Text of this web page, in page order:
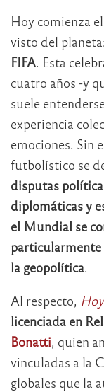
Hoy comienza
visto del planeta:
FIFA. Esta
cuatro años -y
suele
experiencia
emociones. Sin
futbolístico se
disputas
diplomáticas y
el Mundial se
particularmente
la geopolítica.
Al respecto,
licenciada en
Bonatti, quien
vinculadas a la
globales que la